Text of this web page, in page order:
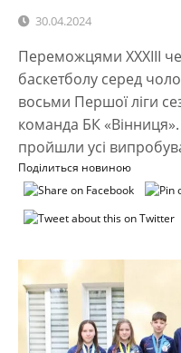
30.04.2024
Переможцями ХХХІІІ
баскетболу серед
восьми Першої ліги
команда БК
пройшли усі
Поділиться новиною